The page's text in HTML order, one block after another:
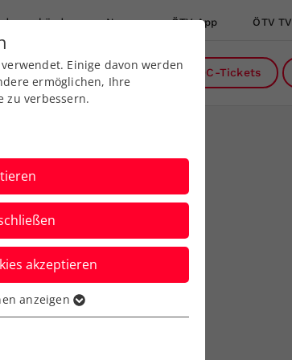
News ÖTV App ÖTV TV
Über uns DC-Tickets
um
Einige davon werden
ermöglichen, Ihre
zu verbessern.
akzeptieren
Funktionen der
dass die Webseite
anzeigen